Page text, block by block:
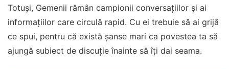
Totuși, Gemenii rămân campionii conversațiilor și ai
informațiilor care circulă rapid. Cu ei trebuie să ai grijă
ce spui, pentru că există șanse mari ca povestea ta să
ajungă subiect de discuție înainte să îți dai seama.